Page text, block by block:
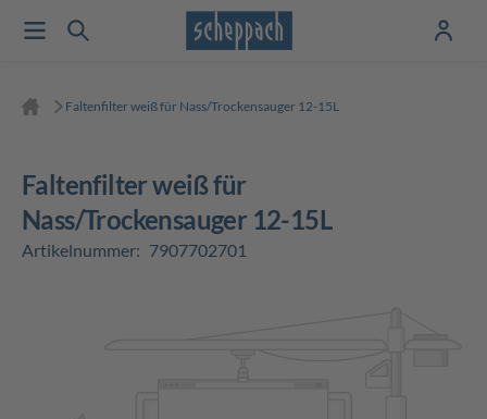
Faltenfilter weiß für Nass/Trockensauger 12-15L
Faltenfilter weiß für
Nass/Trockensauger 12-15L
Artikelnummer: 7907702701